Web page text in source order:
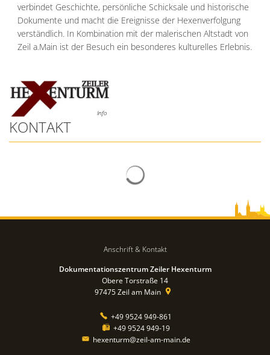
verbindet Geschichte, persönliche Schicksale und historische
Dokumente und macht die Ereignisse der Hexenverfolgung
verständlich. In Kombination mit der malerischen Altstadt von
Zeil a.Main ist der Besuch ein besonderes kulturelles Erlebnis.
Info
KONTAKT
Anschrift & Kontakt
Dokumentationszentrum Zeiler Hexenturm
Obere Torstraße 14
97475Zeil am Main
+49 9524 949-861
+49 9524 949-19
hexenturm@zeil-am-main.de